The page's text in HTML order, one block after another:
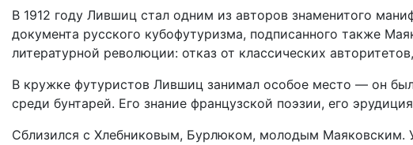
В 1912 году Лившиц стал одним из авторов знаменитого
документа русского кубофутуризма, подписанного также
литературной революции: отказ от классических
В кружке футуристов Лившиц занимал особое место — он
среди бунтарей. Его знание французской поэзии, его
Сблизился с Хлебниковым, Бурлюком, молодым Маяковским.